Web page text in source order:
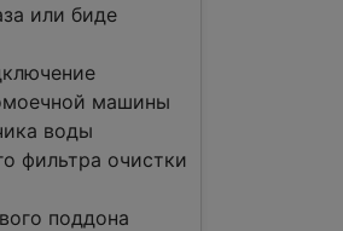
или биде
машины
воды
фильтра очистки
поддона